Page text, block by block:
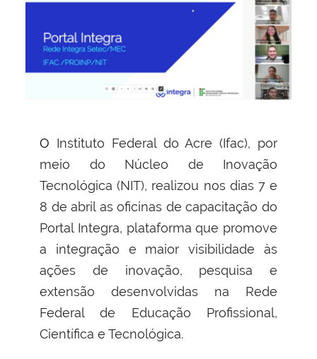
O Instituto Federal do Acre (Ifac), por
meio do Núcleo de Inovação
Tecnológica (NIT), realizou nos dias 7 e
8 de abril as oficinas de capacitação do
Portal Integra, plataforma que promove
a integração e maior visibilidade às
ações de inovação, pesquisa e
extensão desenvolvidas na Rede
Federal de Educação Profissional,
Científica e Tecnológica.